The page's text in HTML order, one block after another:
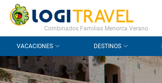
CONTACTO PREGUNTAS FRECUENTES
Combinados Familias Menorca Verano
VACACIONES DESTINOS